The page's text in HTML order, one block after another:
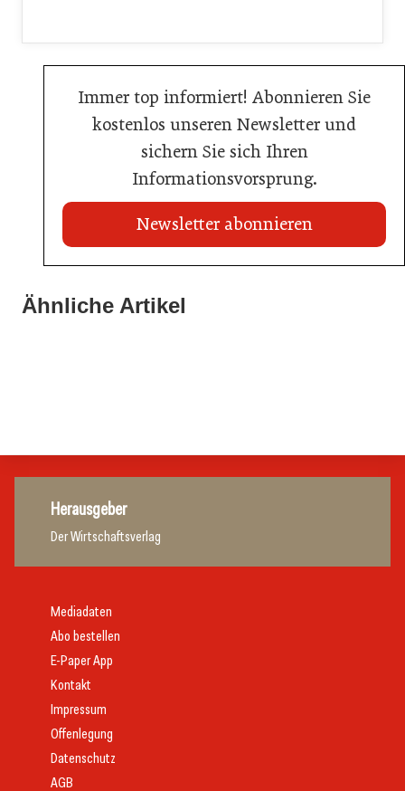
Immer top informiert! Abonnieren Sie
kostenlos unseren Newsletter und
sichern Sie sich Ihren
Informationsvorsprung.
Newsletter abonnieren
Ähnliche Artikel
War die Fußball-WM 2026 für Ihren Betrieb ein
21. Juli 2026
Stipendium für Nachwuchstalent in der Wiener
Herausgeber
Der Wirtschaftsverlag
Mediadaten
Abo bestellen
E-Paper App
Kontakt
Impressum
Offenlegung
Datenschutz
AGB